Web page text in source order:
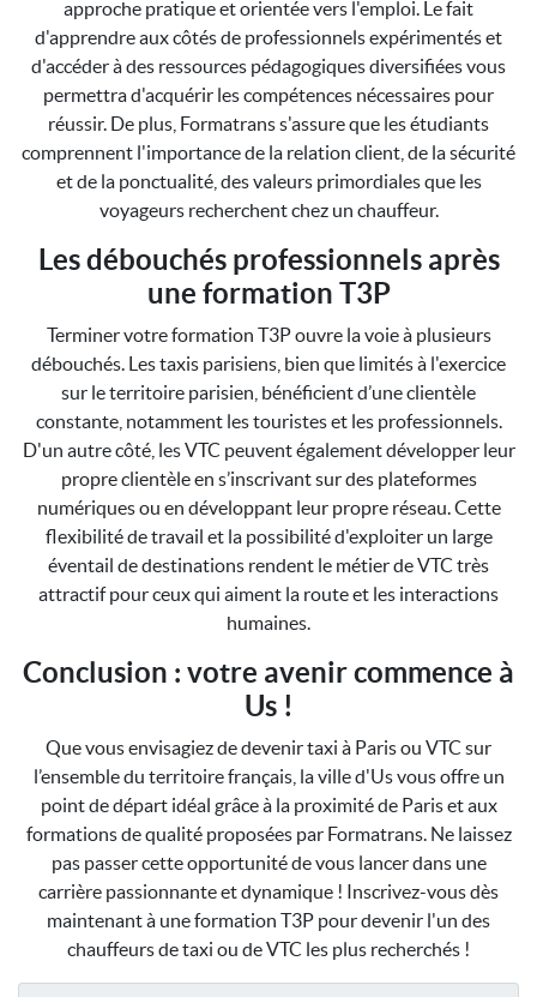
approche pratique et orientée vers l'emploi. Le fait
d'apprendre aux côtés de professionnels expérimentés et
d'accéder à des ressources pédagogiques diversifiées vous
permettra d'acquérir les compétences nécessaires pour
réussir. De plus, Formatrans s'assure que les étudiants
comprennent l'importance de la relation client, de la sécurité
et de la ponctualité, des valeurs primordiales que les
voyageurs recherchent chez un chauffeur.
Les débouchés professionnels après
une formation T3P
Terminer votre formation T3P ouvre la voie à plusieurs
débouchés. Les taxis parisiens, bien que limités à l'exercice
sur le territoire parisien, bénéficient d’une clientèle
constante, notamment les touristes et les professionnels.
D'un autre côté, les VTC peuvent également développer leur
propre clientèle en s’inscrivant sur des plateformes
numériques ou en développant leur propre réseau. Cette
flexibilité de travail et la possibilité d'exploiter un large
éventail de destinations rendent le métier de VTC très
attractif pour ceux qui aiment la route et les interactions
humaines.
Conclusion : votre avenir commence à
Us !
Que vous envisagiez de devenir taxi à Paris ou VTC sur
l’ensemble du territoire français, la ville d'Us vous offre un
point de départ idéal grâce à la proximité de Paris et aux
formations de qualité proposées par Formatrans. Ne laissez
pas passer cette opportunité de vous lancer dans une
carrière passionnante et dynamique ! Inscrivez-vous dès
maintenant à une formation T3P pour devenir l'un des
chauffeurs de taxi ou de VTC les plus recherchés !